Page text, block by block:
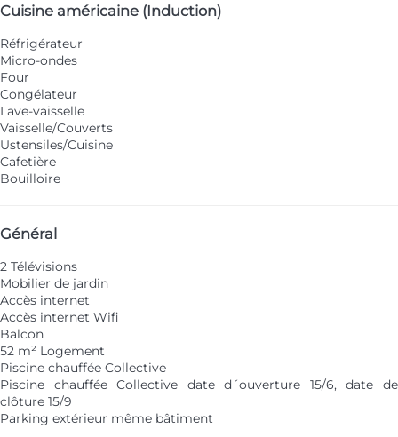
Cuisine américaine (Induction)
Réfrigérateur
Micro-ondes
Four
Congélateur
Lave-vaisselle
Vaisselle/Couverts
Ustensiles/Cuisine
Cafetière
Bouilloire
Général
2 Télévisions
Mobilier de jardin
Accès internet
Accès internet Wifi
Balcon
52 m² Logement
Piscine chauffée Collective
Piscine chauffée Collective date d´ouverture 15/6, date de
clôture 15/9
Parking extérieur même bâtiment